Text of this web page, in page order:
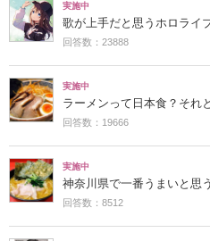
実施中
歌が上手だと思うホロライ
回答数：23888
実施中
ラーメンって日本食？それ
回答数：19666
実施中
神奈川県で一番うまいと思
回答数：8512